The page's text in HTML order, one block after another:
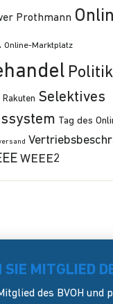
Prothmann
Online-Marktplatz
Politik
Rakuten Selektives
Tag des
WEEE2
SIE MITGLIED
des BVOH und